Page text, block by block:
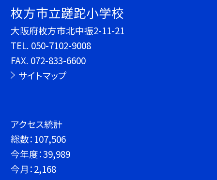
枚方市立蹉跎小学校
大阪府枚方市北中振2-11-21
TEL. 050-7102-9008
FAX. 072-833-6600
サイトマップ
アクセス統計
総数： 107,506
今年度：39,989
今月：2,168